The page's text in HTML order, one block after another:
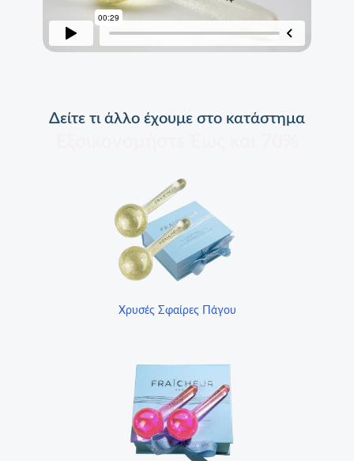
Δείτε τι άλλο έχουμε στο κατάστημα
Χρυσές Σφαίρες Πάγου